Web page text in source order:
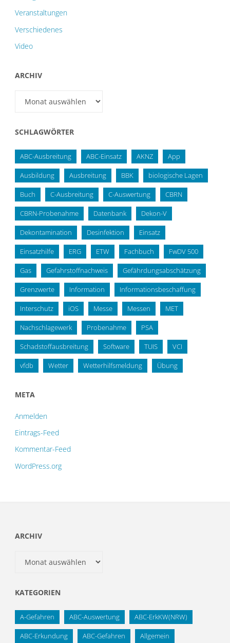
Veranstaltungen
Verschiedenes
Video
ARCHIV
SCHLAGWÖRTER
ABC-Ausbreitung ABC-Einsatz AKNZ App
Ausbildung Ausbreitung BBK biologische Lagen
Buch C-Ausbreitung C-Auswertung CBRN
CBRN-Probenahme Datenbank Dekon-V
Dekontamination Desinfektion Einsatz
Einsatzhilfe ERG ETW Fachbuch FwDV 500
Gas Gefahrstoffnachweis Gefährdungsabschätzung
Grenzwerte Information Informationsbeschaffung
Interschutz iOS Messe Messen MET
Nachschlagewerk Probenahme PSA
Schadstoffausbreitung Software TUIS VCI
vfdb Wetter Wetterhilfsmeldung Übung
META
Anmelden
Eintrags-Feed
Kommentar-Feed
WordPress.org
ARCHIV
KATEGORIEN
A-Gefahren ABC-Auswertung ABC-ErkKW(NRW)
ABC-Erkundung ABC-Gefahren Allgemein